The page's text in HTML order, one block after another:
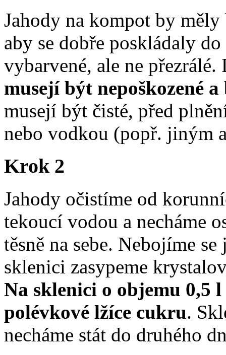
Jahody na kompot by
aby se dobře poskládaly
vybarvené, ale ne
musejí být nepoškozené
musejí být čisté, před
nebo vodkou (popř. jiným
Krok 2
Jahody očistíme od
tekoucí vodou a necháme
těsně na sebe. Nebojíme
sklenici zasypeme
Na sklenici o objemu 0,5
polévkové lžíce cukru.
necháme stát do druhého